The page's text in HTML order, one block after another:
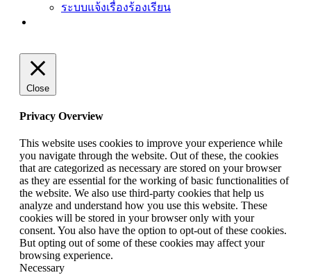
ระบบแจ้งเรื่องร้องเรียน
Close
Privacy Overview
This website uses cookies to improve your experience while
you navigate through the website. Out of these, the cookies
that are categorized as necessary are stored on your browser
as they are essential for the working of basic functionalities of
the website. We also use third-party cookies that help us
analyze and understand how you use this website. These
cookies will be stored in your browser only with your
consent. You also have the option to opt-out of these cookies.
But opting out of some of these cookies may affect your
browsing experience.
Necessary